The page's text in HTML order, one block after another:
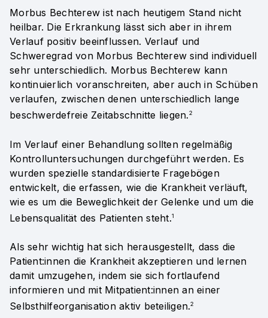
Morbus Bechterew ist nach heutigem Stand nicht
heilbar. Die Erkrankung lässt sich aber in ihrem
Verlauf positiv beeinflussen. Verlauf und
Schweregrad von Morbus Bechterew sind individuell
sehr unterschiedlich. Morbus Bechterew kann
kontinuierlich voranschreiten, aber auch in Schüben
verlaufen, zwischen denen unterschiedlich lange
beschwerdefreie Zeitabschnitte liegen.2
Im Verlauf einer Behandlung sollten regelmäßig
Kontrolluntersuchungen durchgeführt werden. Es
wurden spezielle standardisierte Fragebögen
entwickelt, die erfassen, wie die Krankheit verläuft,
wie es um die Beweglichkeit der Gelenke und um die
Lebensqualität des Patienten steht.1
Als sehr wichtig hat sich herausgestellt, dass die
Patient:innen die Krankheit akzeptieren und lernen
damit umzugehen, indem sie sich fortlaufend
informieren und mit Mitpatient:innen an einer
Selbsthilfeorganisation aktiv beteiligen.2